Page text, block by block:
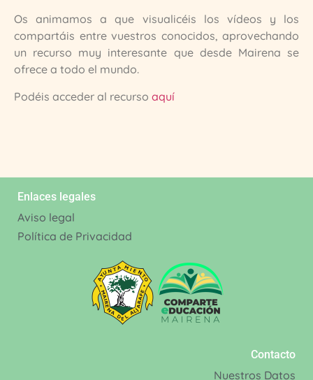
Os animamos a que visualicéis los vídeos y los
compartáis entre vuestros conocidos, aprovechando
un recurso muy interesante que desde Mairena se
ofrece a todo el mundo.
Podéis acceder al recurso aquí
Enlaces legales
Aviso legal
Política de Privacidad
Contacto
Nuestros Datos